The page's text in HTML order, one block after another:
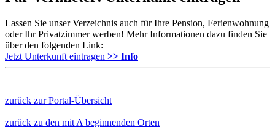
Lassen Sie unser Verzeichnis auch für Ihre Pension, Ferienwohnung
oder Ihr Privatzimmer werben! Mehr Informationen dazu finden Sie
über den folgenden Link:
Jetzt Unterkunft eintragen >> Info
zurück zur Portal-Übersicht
zurück zu den mit A beginnenden Orten